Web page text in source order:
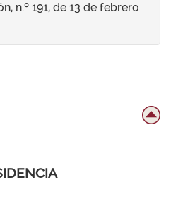
n.º 191, de 13 de febrero